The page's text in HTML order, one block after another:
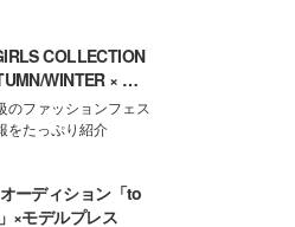
COLLECTION
WINTER × モ
のファッションフェス
をたっぷり紹介
ーディション「to
×モデルプレス